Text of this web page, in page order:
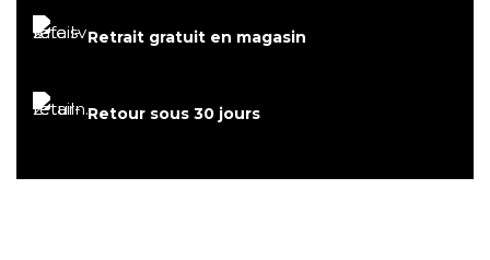
Retrait gratuit en magasin
Retour sous 30 jours